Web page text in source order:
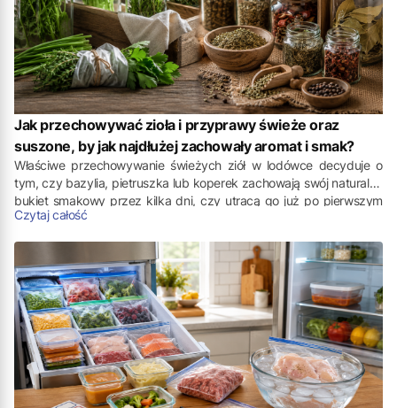
Jak przechowywać zioła i przyprawy świeże oraz
suszone, by jak najdłużej zachowały aromat i smak?
Właściwe przechowywanie świeżych ziół w lodówce decyduje o
tym, czy bazylia, pietruszka lub koperek zachowają swój naturalny
bukiet smakowy przez kilka dni, czy utracą go już po pierwszym
dniu. Największym przeciwnikiem świeżości jest nadmiar wilgoci
Czytaj całość